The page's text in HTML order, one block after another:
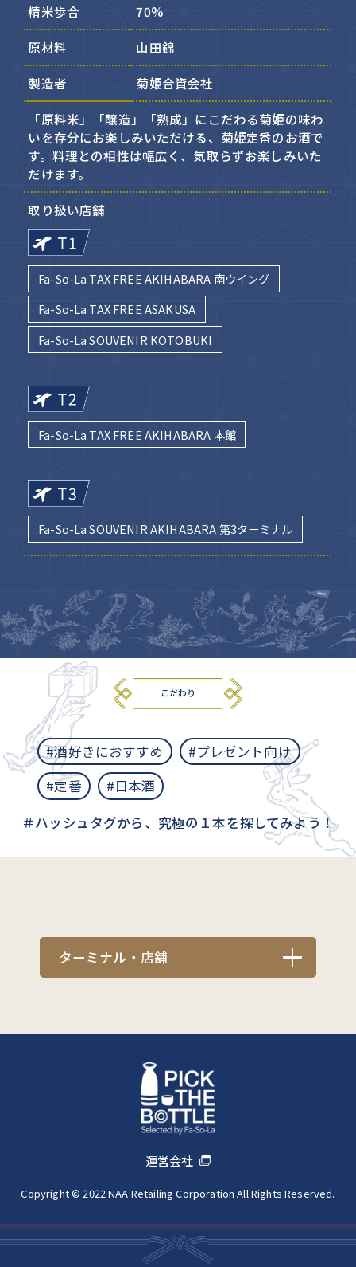
精米歩合 70%
原材料 山田錦
製造者 菊姫合資会社
「原料米」「醸造」「熟成」にこだわる菊姫の味わ
いを存分にお楽しみいただける、菊姫定番のお酒で
す。料理との相性は幅広く、気取らずお楽しみいた
だけます。
取り扱い店舗
Fa-So-La TAX FREE AKIHABARA 南ウイング
Fa-So-La TAX FREE ASAKUSA
Fa-So-La SOUVENIR KOTOBUKI
Fa-So-La TAX FREE AKIHABARA 本館
Fa-So-La SOUVENIR AKIHABARA 第3ターミナル
こだわり
#酒好きにおすすめ
#プレゼント向け
#定番
#日本酒
＃ハッシュタグから、究極の１本を探してみよう！
ターミナル・店舗
運営会社
Copyright © 2022 NAA Retailing Corporation All Rights Reserved.